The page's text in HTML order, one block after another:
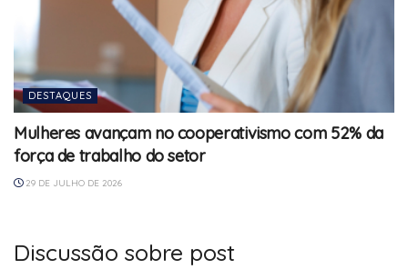
DESTAQUES
Mulheres avançam no cooperativismo com 52% da
força de trabalho do setor
29 DE JULHO DE 2026
Discussão sobre post